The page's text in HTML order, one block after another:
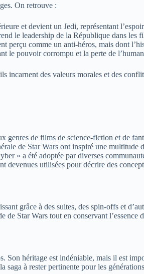
On retrouve :
et devient un Jedi, représentant l’espoir
le leadership de la République dans les
comme un anti-héros, mais dont
le pouvoir corrompu et la perte de
incarnent des valeurs morales et des
genres de films de science-fiction et de
de Star Wars ont inspiré une multitude
» a été adoptée par diverses
utilisées pour décrire des
grâce à des suites, des spin-offs
Star Wars tout en conservant l’essence
héritage est indéniable, mais il est
saga à rester pertinente pour les